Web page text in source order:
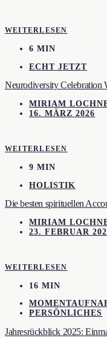
WEITERLESEN
6 MIN
ECHT JETZT
Neurodiversity Celebration
MIRIAM
16. MÄRZ 2026
WEITERLESEN
9 MIN
HOLISTIK
Die besten spirituellen
MIRIAM
23. FEBRUAR
WEITERLESEN
16 MIN
PERSÖNLICHES
Jahresrückblick 2025: